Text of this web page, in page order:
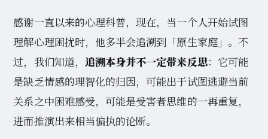
感谢一直以来的心理科普，现在，当一个人开始试图
理解心理困扰时，他多半会追溯到「原生家庭」。不
过，我们知道， 追溯本身并不一定带来反思：它可能
是缺乏情感的理智化的归因，可能出于试图逃避当前
关系之中困难感受，可能是受害者思维的一再重复，
进而推演出来相当偏执的论断。